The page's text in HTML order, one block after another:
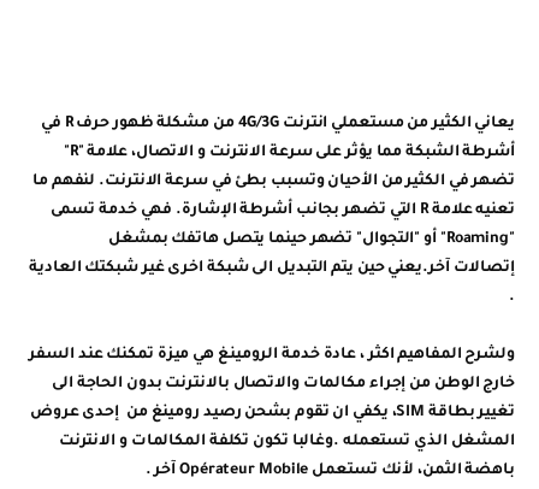
يعاني الكثير من مستعملي انترنت 4G/3G من مشكلة ظهور حرف R في
أشرطة الشبكة مما يؤثر على سرعة الانترنت و الاتصال، علامة "R"
تضهر في الكثير من الأحيان وتسبب بطئ في سرعة الانترنت. لنفهم ما
تعنيه علامة R التي تضهر بجانب أشرطة الإشارة. فهي خدمة تسمى
"Roaming" أو "التجوال" تضهر حينما يتصل هاتفك بمشغل
إتصالات آخر.يعني حين يتم التبديل الى شبكة اخرى غير شبكتك العادية
.
ولشرح المفاهيم اكثر ، عادة خدمة الرومينغ هي ميزة تمكنك عند السفر
خارج الوطن من إجراء مكالمات والاتصال بالانترنت بدون الحاجة الى
تغيير بطاقة SIM، يكفي ان تقوم بشحن رصيد رومينغ من إحدى عروض
المشغل الذي تستعمله .وغالبا تكون تكلفة المكالمات و الانترنت
باهضة الثمن، لأنك تستعمل Opérateur Mobile آخر .